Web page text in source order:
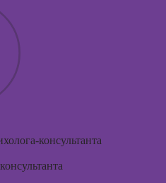
консультанта